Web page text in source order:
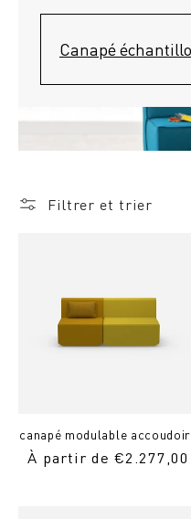
Canapé
Filtrer et trier
canapé modulable
Prix
À partir de €2.277,00